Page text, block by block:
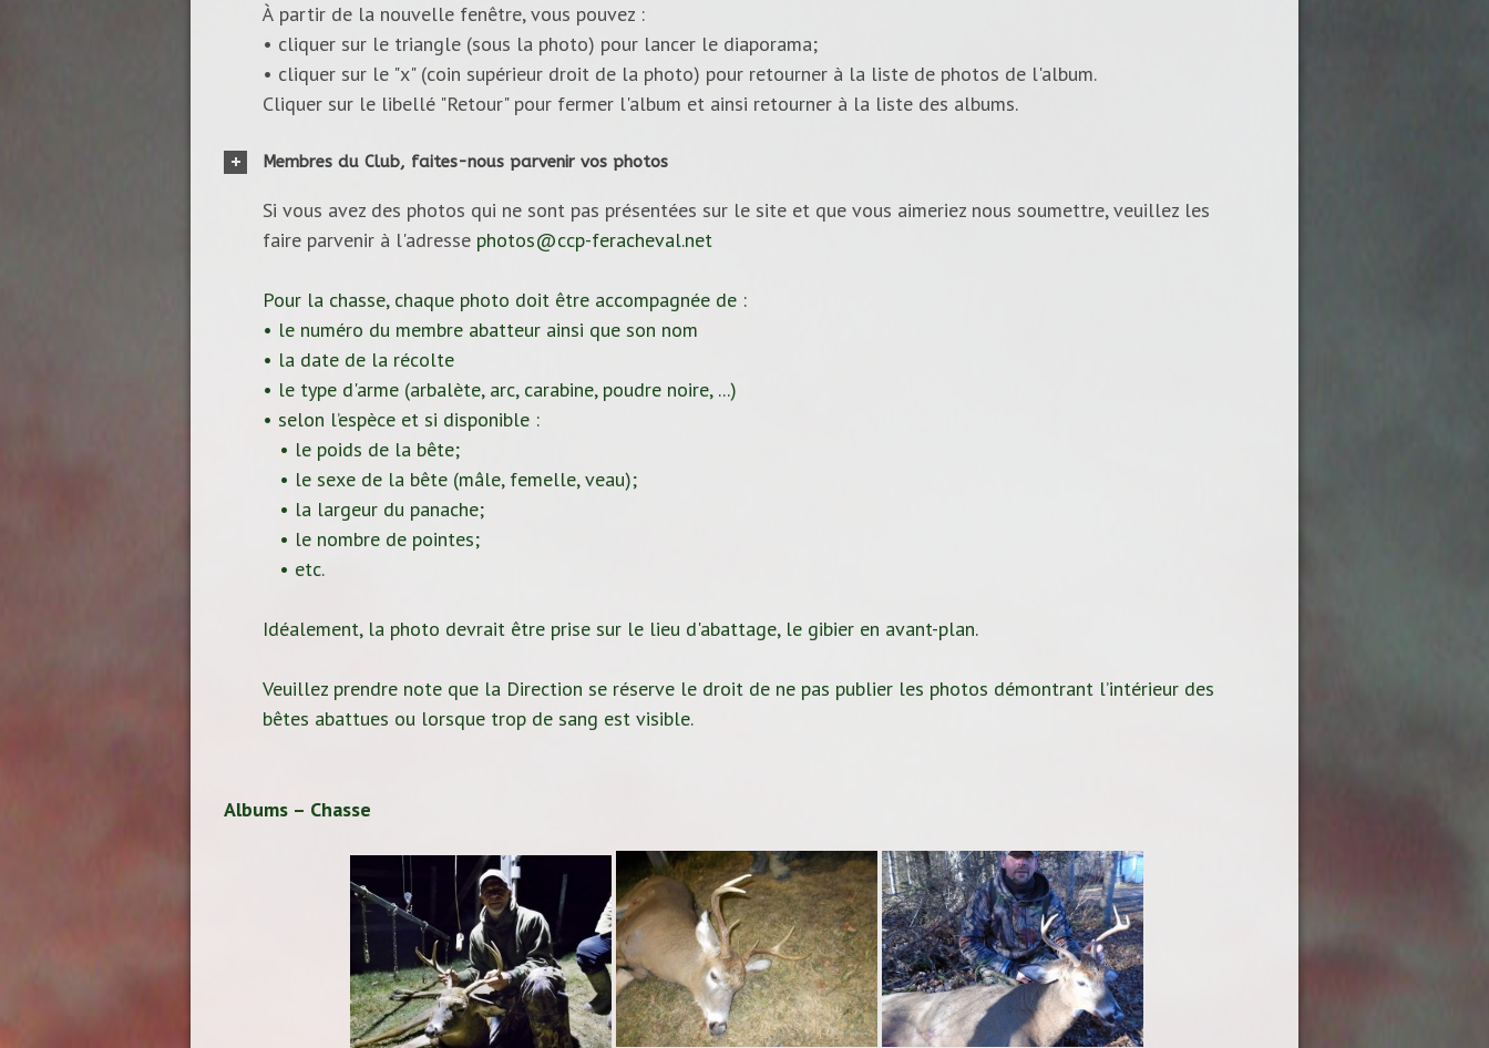
À partir de la nouvelle fenêtre, vous pouvez :
• cliquer sur le triangle (sous la photo) pour lancer le diaporama;
• cliquer sur le "x" (coin supérieur droit de la photo) pour retourner à la liste de photos de l'album.
Cliquer sur le libellé "Retour" pour fermer l'album et ainsi retourner à la liste des albums.
Membres du Club, faites-nous parvenir vos photos
Si vous avez des photos qui ne sont pas présentées sur le site et que vous aimeriez nous soumettre, veuillez les
faire parvenir à l'adresse photos@ccp-feracheval.net
Pour la chasse, chaque photo doit être accompagnée de :
• le numéro du membre abatteur ainsi que son nom
• la date de la récolte
• le type d'arme (arbalète, arc, carabine, poudre noire, ...)
• selon l’espèce et si disponible :
• le poids de la bête;
• le sexe de la bête (mâle, femelle, veau);
• la largeur du panache;
• le nombre de pointes;
• etc.
Idéalement, la photo devrait être prise sur le lieu d'abattage, le gibier en avant-plan.
Veuillez prendre note que la Direction se réserve le droit de ne pas publier les photos démontrant l’intérieur des
bêtes abattues ou lorsque trop de sang est visible.
Albums – Chasse